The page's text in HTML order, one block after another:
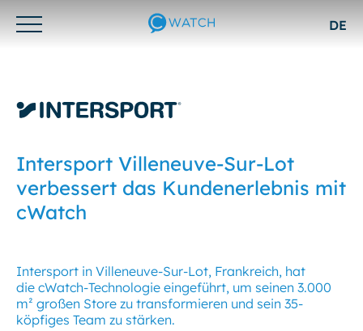
Otwórz/zamknij
DE
Intersport Villeneuve-Sur-Lot
verbessert das Kundenerlebnis mit
cWatch
Intersport in Villeneuve-Sur-Lot, Frankreich, hat
die cWatch-Technologie eingeführt, um seinen 3.000
m² großen Store zu transformieren und sein 35-
köpfiges Team zu stärken.